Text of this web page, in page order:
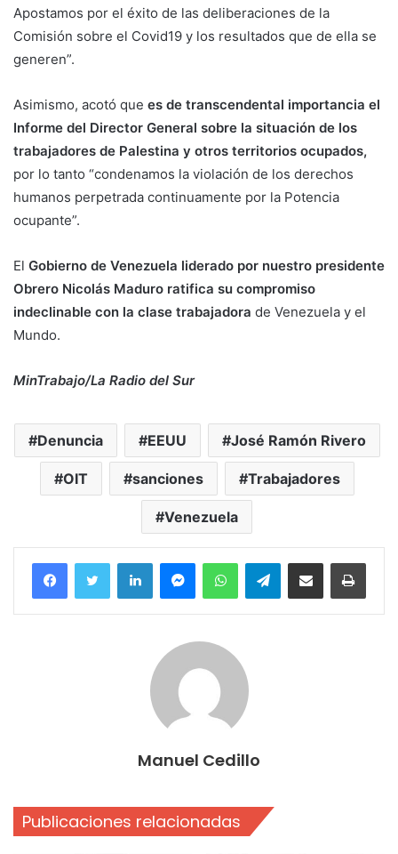
Apostamos por el éxito de las deliberaciones de la
Comisión sobre el Covid19 y los resultados que de ella se
generen”.
Asimismo, acotó que es de transcendental importancia el
Informe del Director General sobre la situación de los
trabajadores de Palestina y otros territorios ocupados,
por lo tanto “condenamos la violación de los derechos
humanos perpetrada continuamente por la Potencia
ocupante”.
El Gobierno de Venezuela liderado por nuestro presidente
Obrero Nicolás Maduro ratifica su compromiso
indeclinable con la clase trabajadora de Venezuela y el
Mundo.
MinTrabajo/La Radio del Sur
Denuncia EEUU José Ramón Rivero
OIT sanciones Trabajadores
Venezuela
FacebookTwitter LinkedInMessengerWhatsAppTelegramCompartir por correo electrónico
Manuel Cedillo
Publicaciones relacionadas